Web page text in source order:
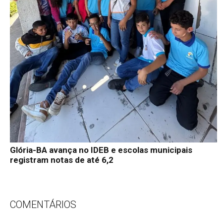
Glória-BA avança no IDEB e escolas municipais
registram notas de até 6,2
COMENTÁRIOS